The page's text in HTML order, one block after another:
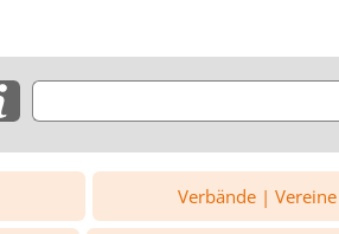
Verbände | Vereine